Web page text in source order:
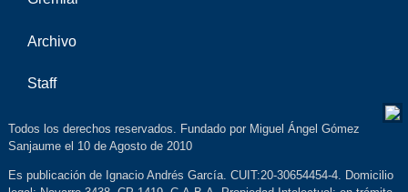
Archivo
Staff
Todos los derechos reservados. Fundado por Miguel Ángel Gómez
Sanjaume el 10 de Agosto de 2010
Es publicación de Ignacio Andrés García. CUIT:20-30654454-4. Domicilio